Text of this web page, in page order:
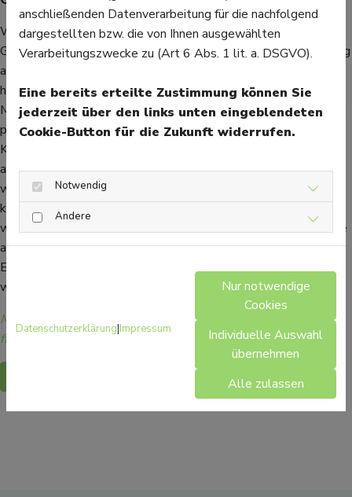
Wer draußen unterwegs ist und sich durch Gebüsch oder hohe
Gräser bewegt, der sollte auf lange und geschlossene Kleidung
achten, damit die Zecken erst gar nicht an den Körper
herankommen. Auch wird empfohlen, Zecken abweisende
Mittel auf die Haut aufzutragen. Diese wirken allerdings nur ein
paar Stunden. Anschließend sollte man am Körper und auf der
Kleidung nach Zecken Ausschau halten. Sollte man eine Zecke
am Körper finden, sollte diese so schnell wie möglich entfernt
werden. Auf eine mögliche FSME-Erkrankung hat das zwar
keinen Einfluss, da diese Viren gleich zu Beginn übertragen
werden können, aber die Wahrscheinlichkeit, sich mit Borreliose
anzustecken, kann so gesenkt werden. Wenn sich die
Einstichstelle entzündet, sollte sie von einem Arzt untersucht
werden.
Mehr Gesundheitsinformationen zum Thema Immunsystem
finden Sie hier.
anschließenden Datenverarbeitung für die nachfolgend
dargestellten bzw. die von Ihnen ausgewählten
Verarbeitungszwecke zu (Art 6 Abs. 1 lit. a. DSGVO).
Eine bereits erteilte Zustimmung können Sie
jederzeit über den links unten eingeblendeten
Cookie-Button für die Zukunft widerrufen.
Notwendig
Andere
Datenschutzerklärung|Impressum
Nur notwendige
Cookies
Individuelle Auswahl
übernehmen
Alle zulassen